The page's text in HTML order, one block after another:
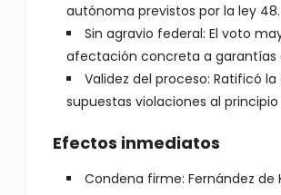
autónoma previstos por la ley 48.
Sin agravio federal: El voto
afectación concreta a garantías
Validez del proceso: Ratificó
supuestas violaciones al
Efectos inmediatos
Condena firme: Fernández